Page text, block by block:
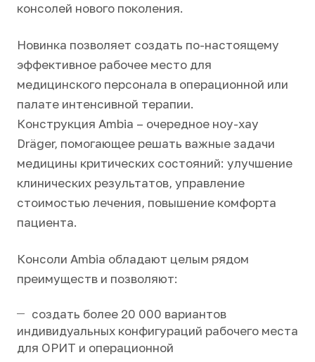
консолей нового поколения.
Новинка позволяет создать по-настоящему
эффективное рабочее место для
медицинского персонала в операционной или
палате интенсивной терапии.
Конструкция Ambia – очередное ноу-хау
Dräger, помогающее решать важные задачи
медицины критических состояний: улучшение
клинических результатов, управление
стоимостью лечения, повышение комфорта
пациента.
Консоли Ambia обладают целым рядом
преимуществ и позволяют:
создать более 20 000 вариантов
индивидуальных конфигураций рабочего места
для ОРИТ и операционной